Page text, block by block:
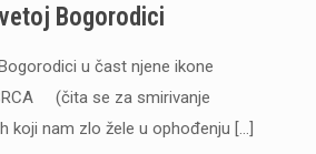
Bogorodici
u čast njene ikone
(čita se za smirivanje
koji nam zlo žele u ophođenju […]